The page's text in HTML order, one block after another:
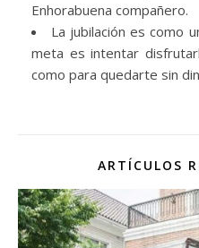
Enhorabuena compañero.
La jubilación es como
meta es intentar
como para quedarte sin
ARTÍCULOS